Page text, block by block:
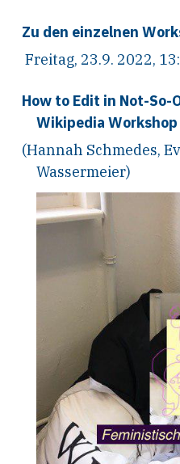
Zu den einzelnen
Freitag, 23.9. 2022,
How to Edit in Not-So-
Wikipedia
(Hannah Schmedes,
Wassermeier)